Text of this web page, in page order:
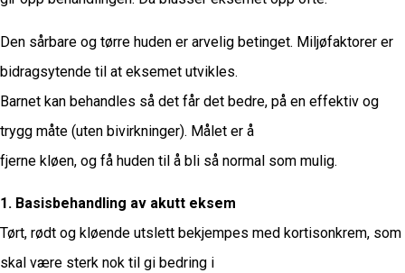
Den sårbare og tørre huden er arvelig betinget. Miljøfaktorer er
bidragsytende til at eksemet utvikles.
Barnet kan behandles så det får det bedre, på en effektiv og
trygg måte (uten bivirkninger). Målet er å
fjerne kløen, og få huden til å bli så normal som mulig.
1. Basisbehandling av akutt eksem
Tørt, rødt og kløende utslett bekjempes med kortisonkrem, som
skal være sterk nok til gi bedring i